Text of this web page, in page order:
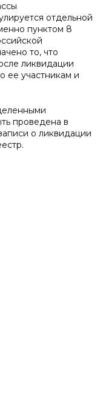
отдельной
пунктом 8
то, что
ликвидации
ее участникам и
проведена в
о ликвидации